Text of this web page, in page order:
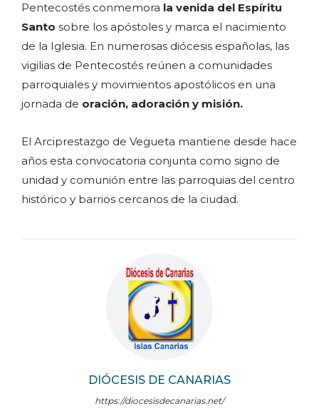
DIÓCESIS DE CANARIAS
https://diocesisdecanarias.net/
Pentecostés conmemora la venida del Espíritu
Santo sobre los apóstoles y marca el nacimiento
de la Iglesia. En numerosas diócesis españolas, las
vigilias de Pentecostés reúnen a comunidades
parroquiales y movimientos apostólicos en una
jornada de oración, adoración y misión.
El Arciprestazgo de Vegueta mantiene desde hace
años esta convocatoria conjunta como signo de
unidad y comunión entre las parroquias del centro
histórico y barrios cercanos de la ciudad.